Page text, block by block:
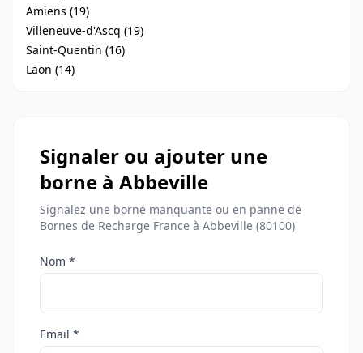
Amiens (19)
Villeneuve-d'Ascq (19)
Saint-Quentin (16)
Laon (14)
Signaler ou ajouter une
borne à Abbeville
Signalez une borne manquante ou en panne de
Bornes de Recharge France à Abbeville (80100)
Nom *
Email *